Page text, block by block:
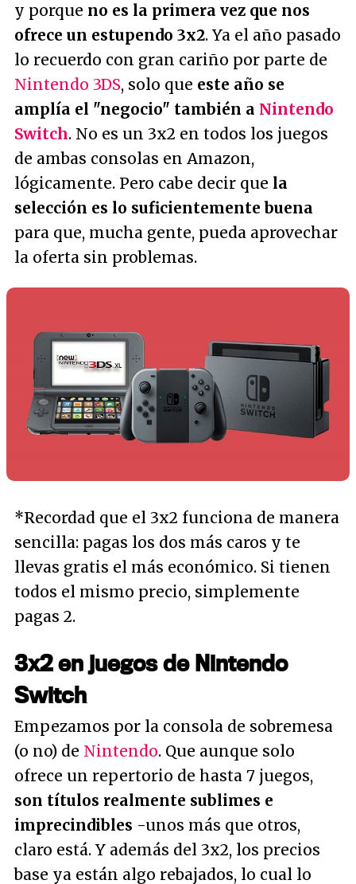
y porque no es la primera vez que nos
ofrece un estupendo 3x2. Ya el año pasado
lo recuerdo con gran cariño por parte de
Nintendo 3DS, solo que este año se
amplía el "negocio" también a Nintendo
Switch. No es un 3x2 en todos los juegos
de ambas consolas en Amazon,
lógicamente. Pero cabe decir que la
selección es lo suficientemente buena
para que, mucha gente, pueda aprovechar
la oferta sin problemas.
*Recordad que el 3x2 funciona de manera
sencilla: pagas los dos más caros y te
llevas gratis el más económico. Si tienen
todos el mismo precio, simplemente
pagas 2.
3x2 en juegos de Nintendo
Switch
Empezamos por la consola de sobremesa
(o no) de Nintendo. Que aunque solo
ofrece un repertorio de hasta 7 juegos,
son títulos realmente sublimes e
imprecindibles -unos más que otros,
claro está. Y además del 3x2, los precios
base ya están algo rebajados, lo cual lo